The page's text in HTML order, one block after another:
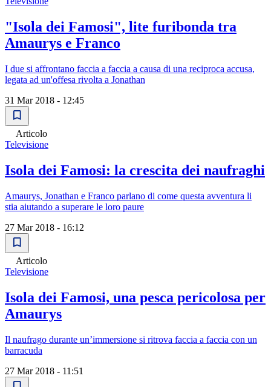
"Isola dei Famosi", lite furibonda tra
Amaurys e Franco
I due si affrontano faccia a faccia a causa di una reciproca accusa,
legata ad un'offesa rivolta a Jonathan
31 Mar 2018 - 12:45
Articolo
Televisione
Isola dei Famosi: la crescita dei naufraghi
Amaurys, Jonathan e Franco parlano di come questa avventura li
stia aiutando a superare le loro paure
27 Mar 2018 - 16:12
Articolo
Televisione
Isola dei Famosi, una pesca pericolosa per
Amaurys
Il naufrago durante un’immersione si ritrova faccia a faccia con un
barracuda
27 Mar 2018 - 11:51